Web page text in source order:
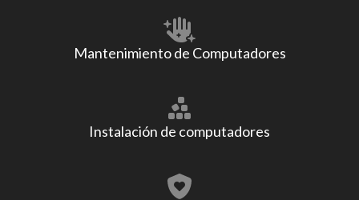
Mantenimiento de Computadores
Instalación de computadores